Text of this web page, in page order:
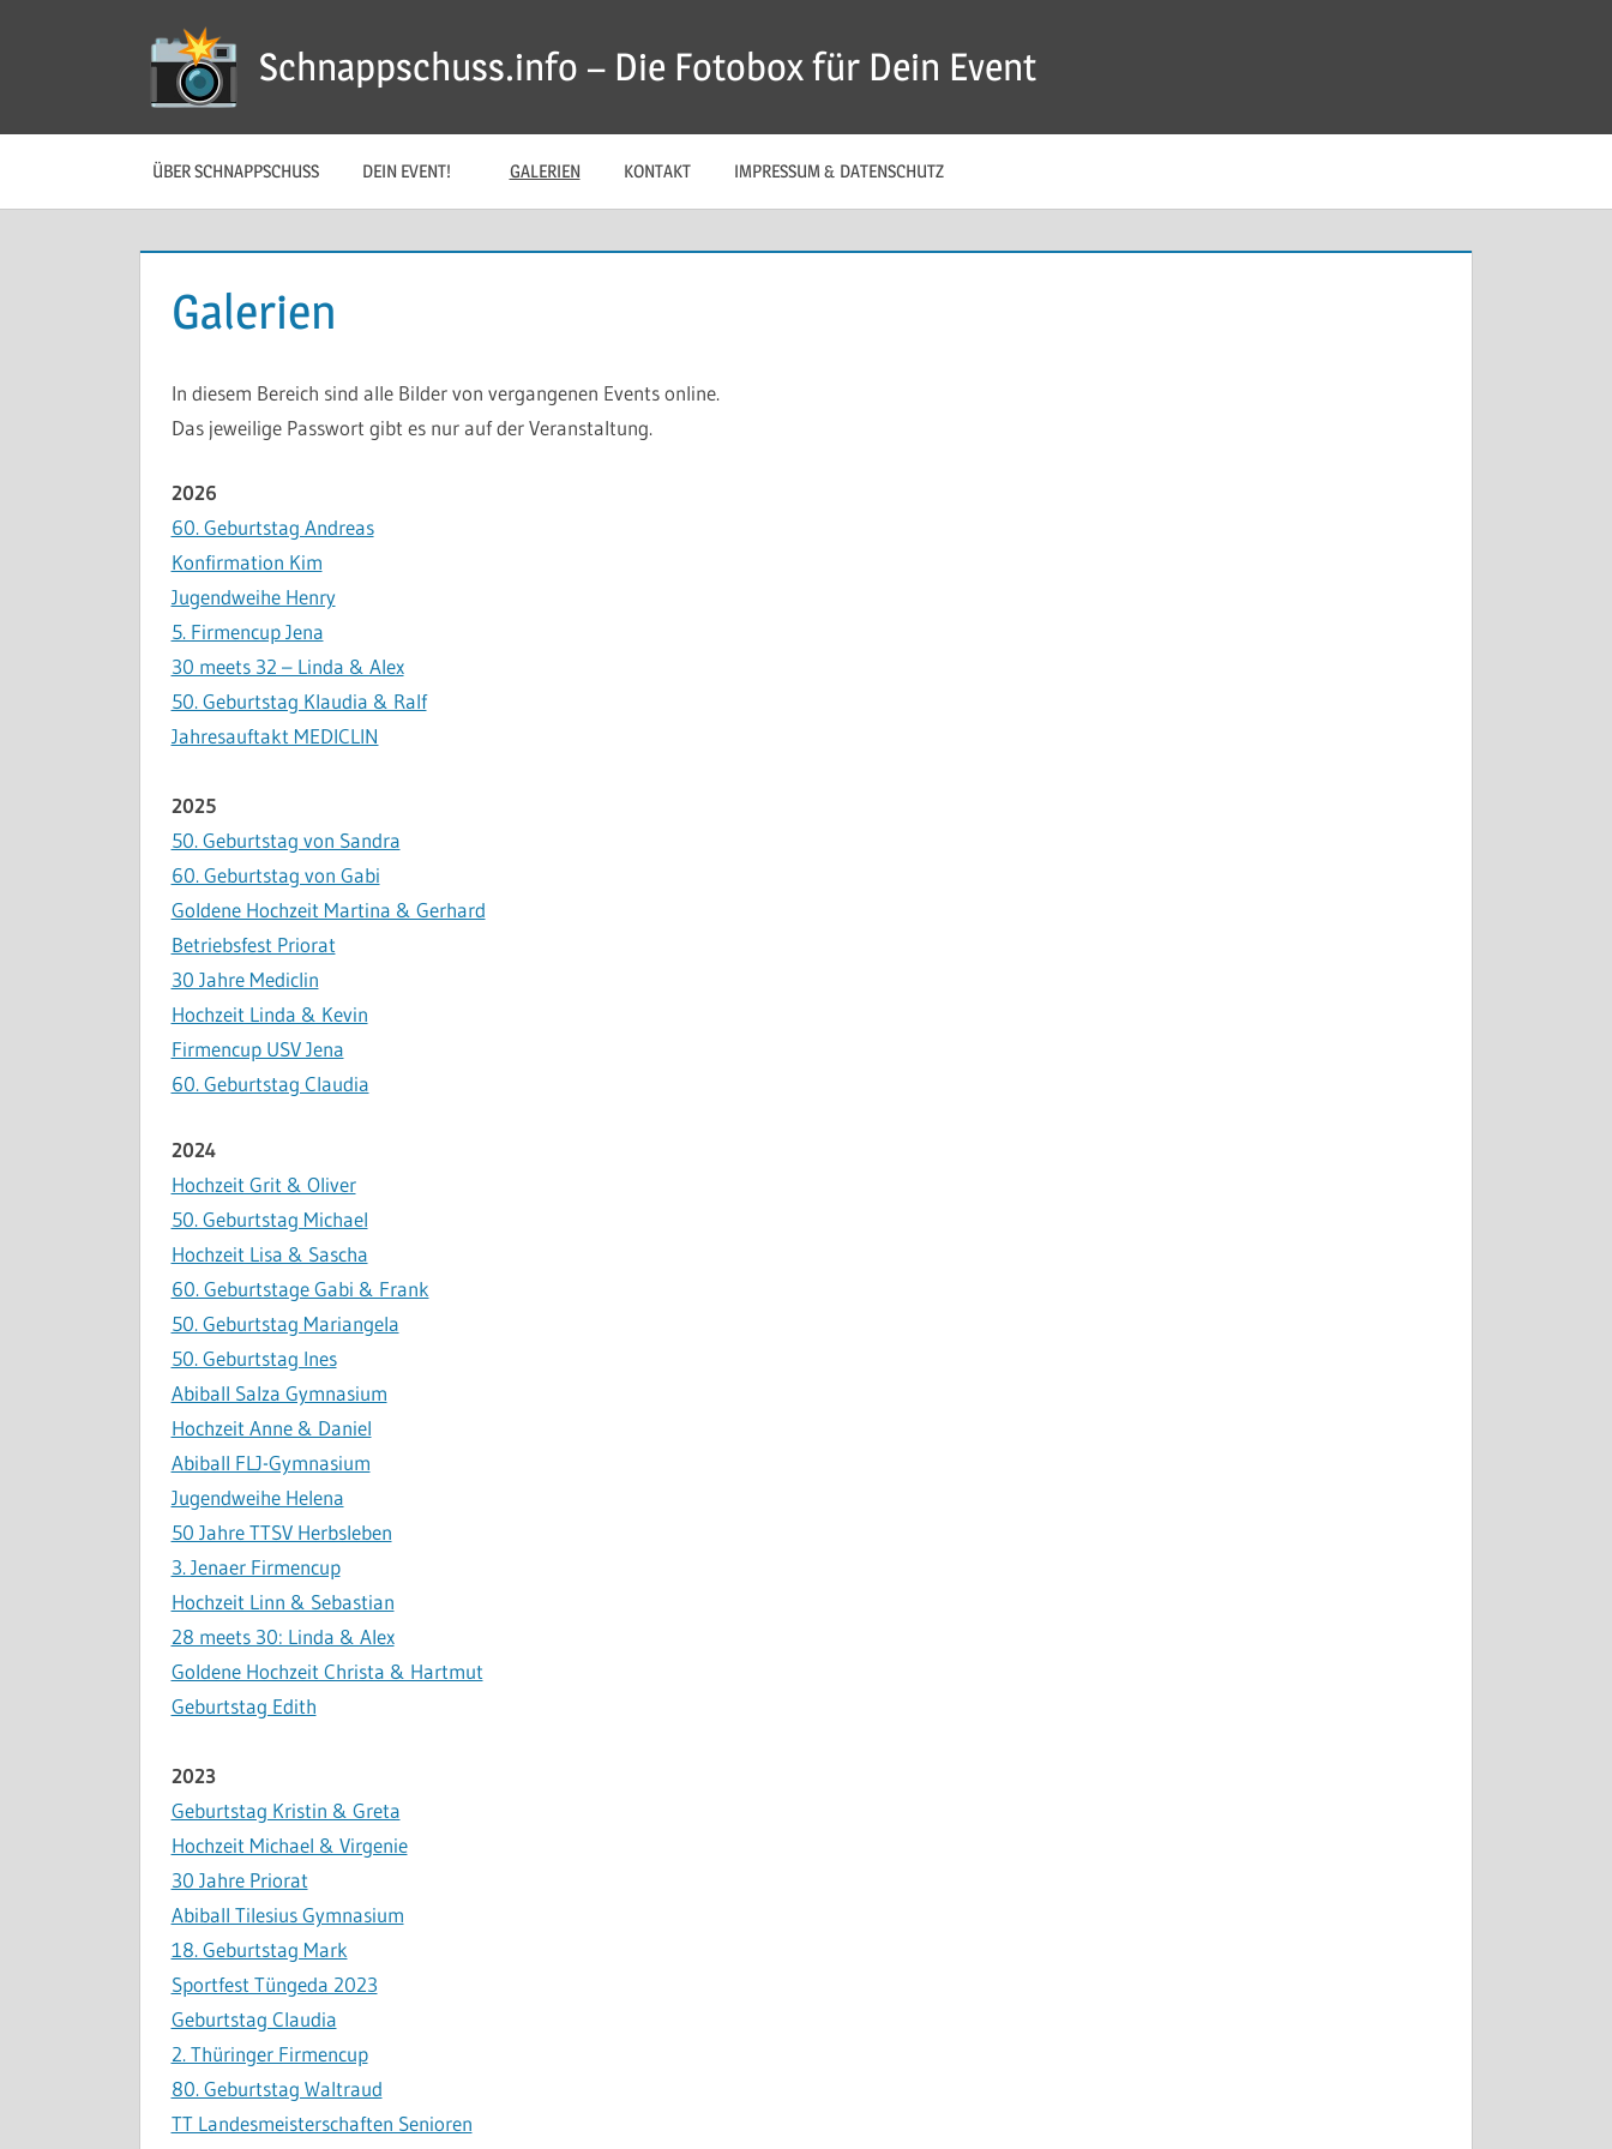
Schnappschuss.info – Die Fotobox für Dein Event
ÜBER SCHNAPPSCHUSS DEIN EVENT! GALERIEN KONTAKT IMPRESSUM & DATENSCHUTZ
Galerien
In diesem Bereich sind alle Bilder von vergangenen Events online.
Das jeweilige Passwort gibt es nur auf der Veranstaltung.
2026
60. Geburtstag Andreas
Konfirmation Kim
Jugendweihe Henry
5. Firmencup Jena
30 meets 32 – Linda & Alex
50. Geburtstag Klaudia & Ralf
Jahresauftakt MEDICLIN
2025
50. Geburtstag von Sandra
60. Geburtstag von Gabi
Goldene Hochzeit Martina & Gerhard
Betriebsfest Priorat
30 Jahre Mediclin
Hochzeit Linda & Kevin
Firmencup USV Jena
60. Geburtstag Claudia
2024
Hochzeit Grit & Oliver
50. Geburtstag Michael
Hochzeit Lisa & Sascha
60. Geburtstage Gabi & Frank
50. Geburtstag Mariangela
50. Geburtstag Ines
Abiball Salza Gymnasium
Hochzeit Anne & Daniel
Abiball FLJ-Gymnasium
Jugendweihe Helena
50 Jahre TTSV Herbsleben
3. Jenaer Firmencup
Hochzeit Linn & Sebastian
28 meets 30: Linda & Alex
Goldene Hochzeit Christa & Hartmut
Geburtstag Edith
2023
Geburtstag Kristin & Greta
Hochzeit Michael & Virgenie
30 Jahre Priorat
Abiball Tilesius Gymnasium
18. Geburtstag Mark
Sportfest Tüngeda 2023
Geburtstag Claudia
2. Thüringer Firmencup
80. Geburtstag Waltraud
TT Landesmeisterschaften Senioren